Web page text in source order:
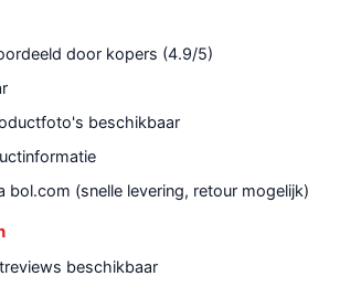
door kopers (4.9/5)
beschikbaar
bol.com (snelle levering, retour mogelijk)
beschikbaar